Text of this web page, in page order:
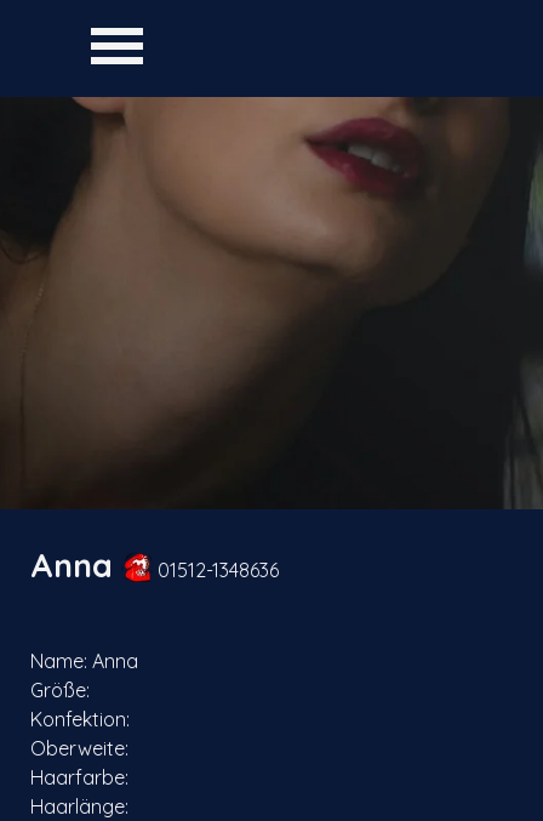
Anna 01512-1348636
Name: Anna
Größe:
Konfektion:
Oberweite:
Haarfarbe:
Haarlänge: